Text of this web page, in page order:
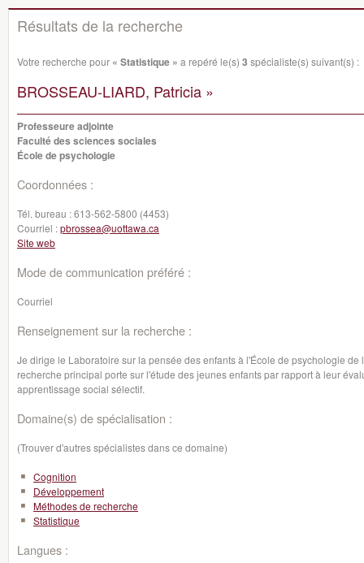
Résultats de la recherche
Votre recherche pour « Statistique » a repéré le(s) 3 spécialiste(s) suivant(s) :
BROSSEAU-LIARD, Patricia »
Professeure adjointe
Faculté des sciences sociales
École de psychologie
Coordonnées :
Tél. bureau :613-562-5800 (4453)
Courriel :pbrossea@uottawa.ca
Site web
Mode de communication préféré :
Courriel
Renseignement sur la recherche :
Je dirige le Laboratoire sur la pensée des enfants à l'École de psychologie
recherche principal porte sur l'étude des jeunes enfants par rapport à leur
apprentissage social sélectif.
Domaine(s) de spécialisation :
(Trouver d'autres spécialistes dans ce domaine)
Cognition
Développement
Méthodes de recherche
Statistique
Langues :